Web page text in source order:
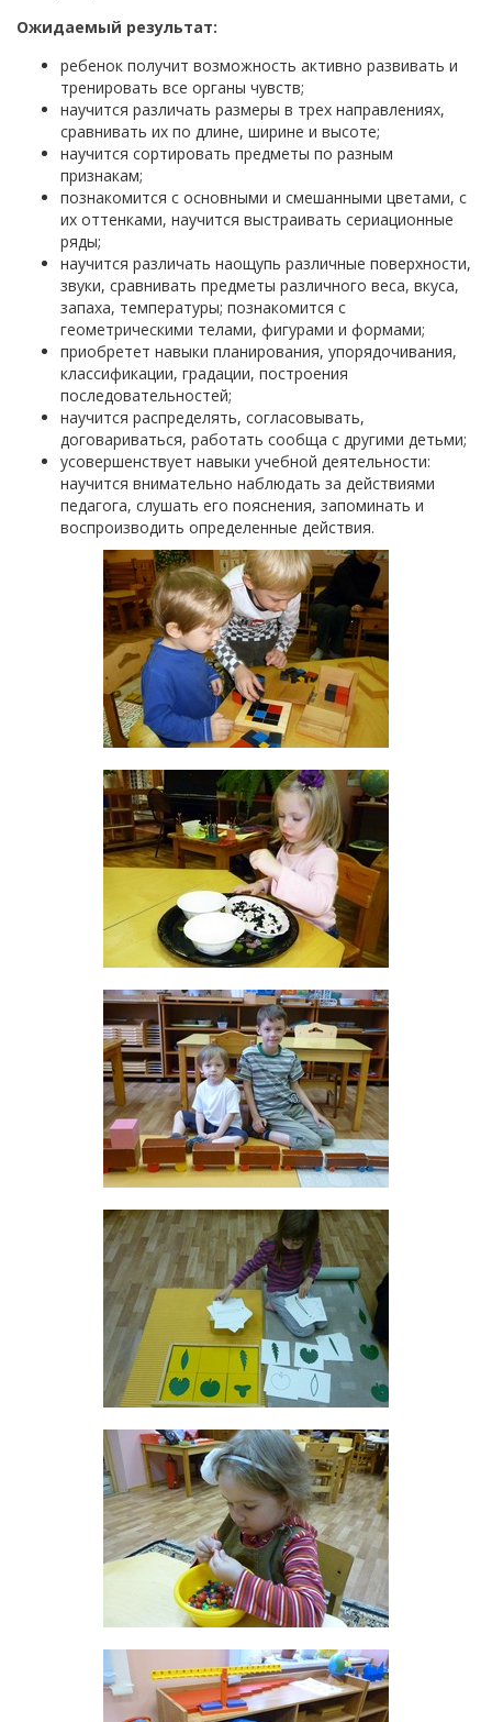
Ожидаемый результат:
ребенок получит возможность активно развивать и
тренировать все органы чувств;
научится различать размеры в трех направлениях,
сравнивать их по длине, ширине и высоте;
научится сортировать предметы по разным
признакам;
познакомится с основными и смешанными цветами, с
их оттенками, научится выстраивать сериационные
ряды;
научится различать наощупь различные поверхности,
звуки, сравнивать предметы различного веса, вкуса,
запаха, температуры; познакомится с
геометрическими телами, фигурами и формами;
приобретет навыки планирования, упорядочивания,
классификации, градации, построения
последовательностей;
научится распределять, согласовывать,
договариваться, работать сообща с другими детьми;
усовершенствует навыки учебной деятельности:
научится внимательно наблюдать за действиями
педагога, слушать его пояснения, запоминать и
воспроизводить определенные действия.